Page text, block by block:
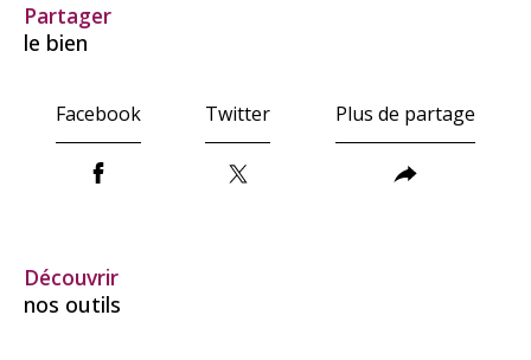
partager
le bien
Facebook Twitter Plus de partage
découvrir
nos outils